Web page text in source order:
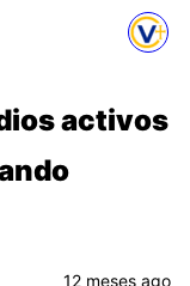
activos
12 meses ago